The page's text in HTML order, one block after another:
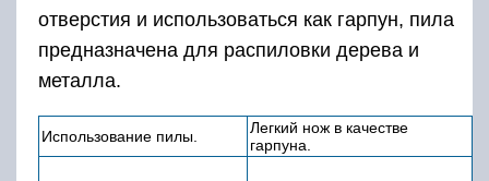
отверстия и использоваться как гарпун, пила
предназначена для распиловки дерева и
металла.
Использование пилы.
Легкий нож в качестве
гарпуна.